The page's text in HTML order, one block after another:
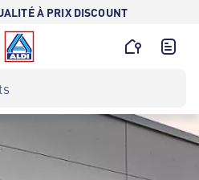
À PRIX DISCOUNT